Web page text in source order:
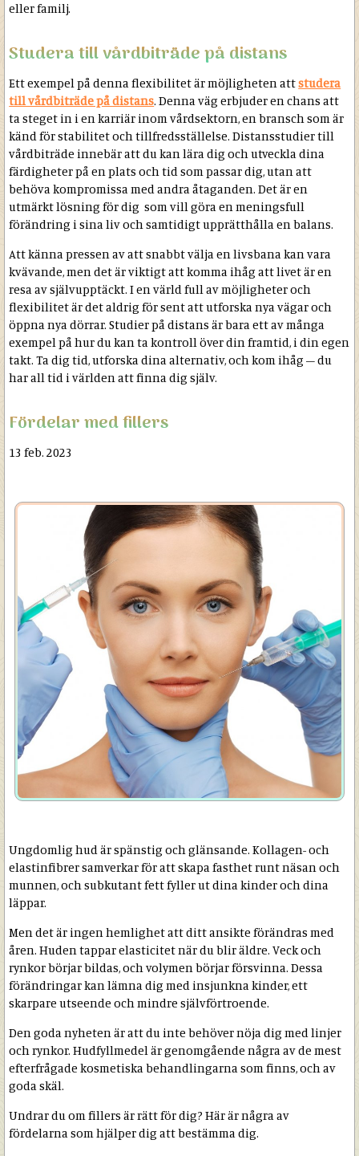
eller familj.
Studera till vårdbiträde på distans
Ett exempel på denna flexibilitet är möjligheten attstudera
till vårdbiträde på distans. Denna väg erbjuder en chans att
ta steget in i en karriär inom vårdsektorn, en bransch som är
känd för stabilitet och tillfredsställelse. Distansstudier till
vårdbiträde innebär att du kan lära dig och utveckla dina
färdigheter på en plats och tid som passar dig, utan att
behöva kompromissa med andra åtaganden. Det är en
utmärkt lösning för dig som vill göra en meningsfull
förändring i sina liv och samtidigt upprätthålla en balans.
Att känna pressen av att snabbt välja en livsbana kan vara
kvävande, men det är viktigt att komma ihåg att livet är en
resa av självupptäckt. I en värld full av möjligheter och
flexibilitet är det aldrig för sent att utforska nya vägar och
öppna nya dörrar. Studier på distans är bara ett av många
exempel på hur du kan ta kontroll över din framtid, i din egen
takt. Ta dig tid, utforska dina alternativ, och kom ihåg – du
har all tid i världen att finna dig själv.
Fördelar med fillers
13 feb. 2023
Ungdomlig hud är spänstig och glänsande. Kollagen- och
elastinfibrer samverkar för att skapa fasthet runt näsan och
munnen, och subkutant fett fyller ut dina kinder och dina
läppar.
Men det är ingen hemlighet att ditt ansikte förändras med
åren. Huden tappar elasticitet när du blir äldre. Veck och
rynkor börjar bildas, och volymen börjar försvinna. Dessa
förändringar kan lämna dig med insjunkna kinder, ett
skarpare utseende och mindre självförtroende.
Den goda nyheten är att du inte behöver nöja dig med linjer
och rynkor. Hudfyllmedel är genomgående några av de mest
efterfrågade kosmetiska behandlingarna som finns, och av
goda skäl.
Undrar du om fillers är rätt för dig? Här är några av
fördelarna som hjälper dig att bestämma dig.